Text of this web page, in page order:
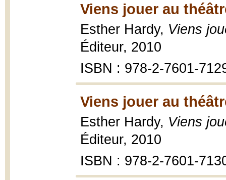
Viens jouer au
Esther Hardy, Viens
Éditeur, 2010
ISBN : 978-2-7601-
Viens jouer au
Esther Hardy, Viens
Éditeur, 2010
ISBN : 978-2-7601-